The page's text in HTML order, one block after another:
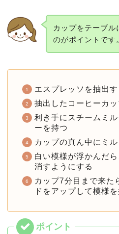
カップをテーブル
のがポイントです
エスプレッソを抽出す
抽出したコーヒーカ
利き手にスチームミ
ーを持つ
カップの真ん中にミ
白い模様が浮かんだ
消すようにする
カップ7分目まで来た
ドをアップして模様を